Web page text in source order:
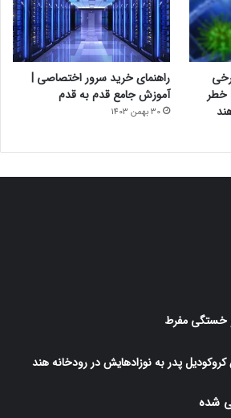
خطر
راهنمای خرید سرور اختصاصی |
آموزش جامع قدم به قدم
30 بهمن 1403
و خستگی مفرط
پدر به نوزادهایش در رودخانه هند
شده